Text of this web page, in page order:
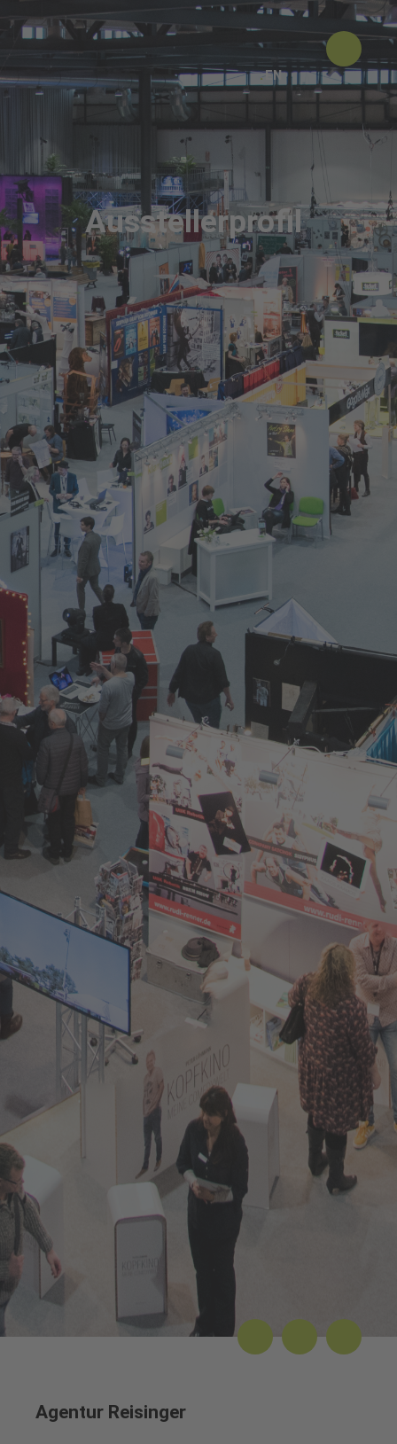
EN
Ausstellerprofil
Agentur Reisinger